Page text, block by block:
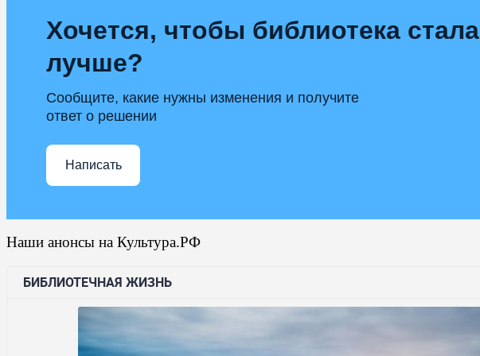
Хочется, чтобы библиотека стала
лучше?
Сообщите, какие нужны изменения и получите
ответ о решении
Написать
Наши анонсы на Культура.РФ